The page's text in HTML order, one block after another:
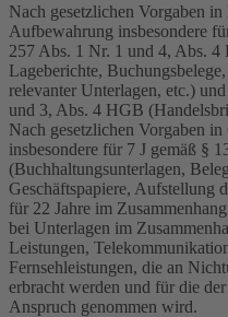
Nach gesetzlichen Vorgaben
Aufbewahrung insbesondere
257 Abs. 1 Nr. 1 und 4, Abs.
Lageberichte,
relevanter Unterlagen, etc.)
und 3, Abs. 4 HGB
Nach gesetzlichen Vorgaben
insbesondere für 7 J gemäß §
(Buchhaltungsunterlagen,
Geschäftspapiere, Aufstellung
für 22 Jahre im
bei Unterlagen im
Leistungen,
Fernsehleistungen, die an
erbracht werden und für die
Anspruch genommen wird.